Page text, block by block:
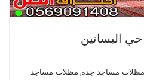
البساتين
مساجد جدة, مظلات مساجد